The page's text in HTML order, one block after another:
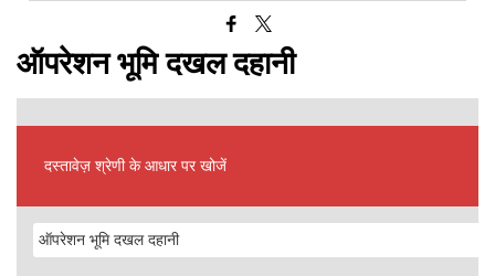
ऑपरेशन भूमि दखल दहानी
दस्तावेज़ श्रेणी के आधार पर खोजें